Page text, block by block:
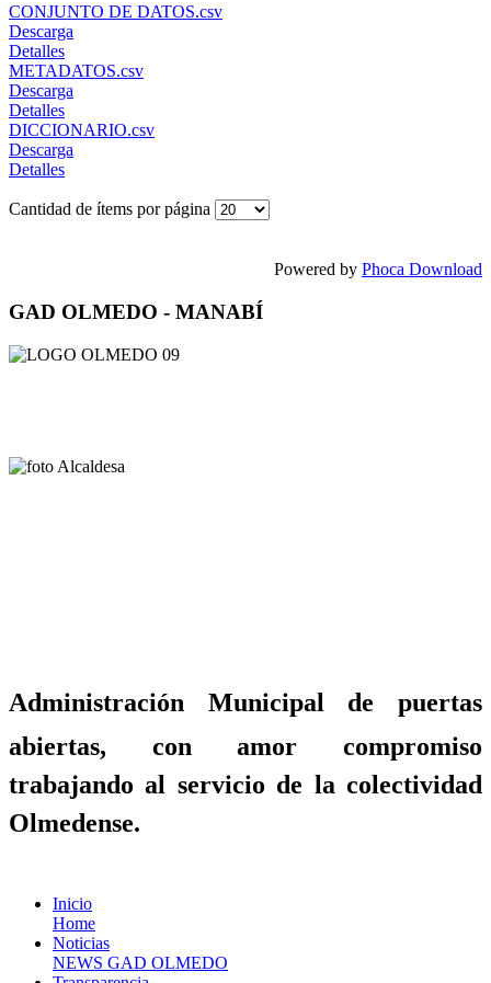
CONJUNTO DE DATOS.csv
Descarga
Detalles
METADATOS.csv
Descarga
Detalles
DICCIONARIO.csv
Descarga
Detalles
Cantidad de ítems por página
Powered by Phoca Download
GAD OLMEDO - MANABÍ
Administración Municipal de puertas
abiertas, con amor compromiso
trabajando al servicio de la colectividad
Olmedense.
Inicio
Home
Noticias
NEWS GAD OLMEDO